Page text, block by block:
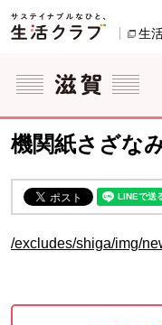
ページの先頭です。
生
ここからサイト内共通メ
サイト内共通メニューを
サイト内共通メニューこ
機関紙さざな
/excludes/shiga/img/